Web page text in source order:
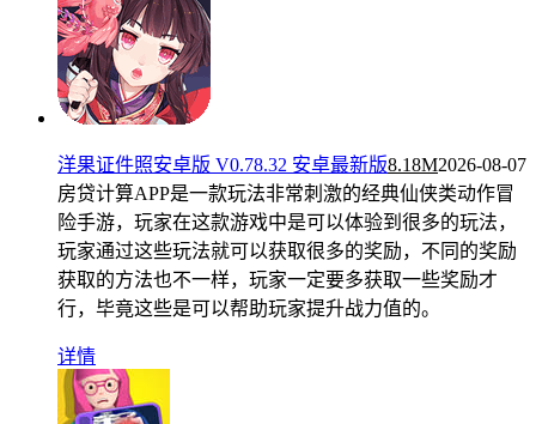
洋果证件照安卓版 V0.78.32 安卓最新版8.18M2026-08-07
房贷计算APP是一款玩法非常刺激的经典仙侠类动作冒
险手游，玩家在这款游戏中是可以体验到很多的玩法，
玩家通过这些玩法就可以获取很多的奖励，不同的奖励
获取的方法也不一样，玩家一定要多获取一些奖励才
行，毕竟这些是可以帮助玩家提升战力值的。
详情